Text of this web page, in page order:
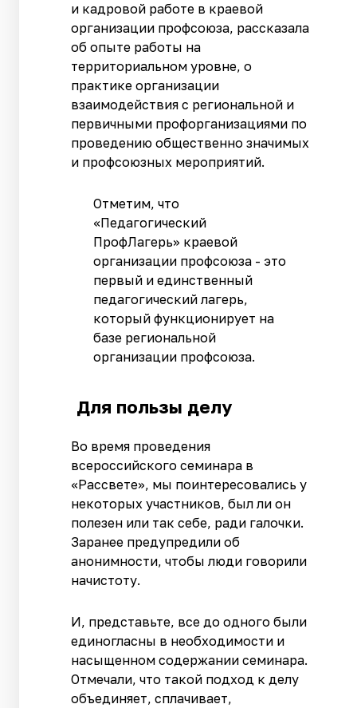
и кадровой работе в краевой
организации профсоюза, рассказала
об опыте работы на
территориальном уровне, о
практике организации
взаимодействия с региональной и
первичными профорганизациями по
проведению общественно значимых
и профсоюзных мероприятий.
Отметим, что
«Педагогический
ПрофЛагерь» краевой
организации профсоюза - это
первый и единственный
педагогический лагерь,
который функционирует на
базе региональной
организации профсоюза.
Для пользы делу
Во время проведения
всероссийского семинара в
«Рассвете», мы поинтересовались у
некоторых участников, был ли он
полезен или так себе, ради галочки.
Заранее предупредили об
анонимности, чтобы люди говорили
начистоту.
И, представьте, все до одного были
единогласны в необходимости и
насыщенном содержании семинара.
Отмечали, что такой подход к делу
объединяет, сплачивает,